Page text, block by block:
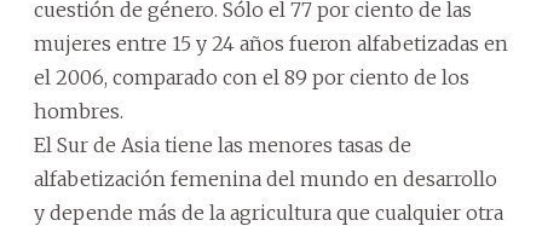
cuestión de género. Sólo el 77 por ciento de las
mujeres entre 15 y 24 años fueron alfabetizadas en
el 2006, comparado con el 89 por ciento de los
hombres.
El Sur de Asia tiene las menores tasas de
alfabetización femenina del mundo en desarrollo
y depende más de la agricultura que cualquier otra